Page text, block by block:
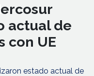
actual de
con UE
estado actual de